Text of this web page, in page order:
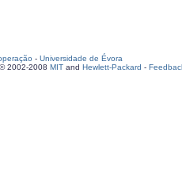
- Universidade de Évora
2002-2008 MIT and Hewlett-Packard -